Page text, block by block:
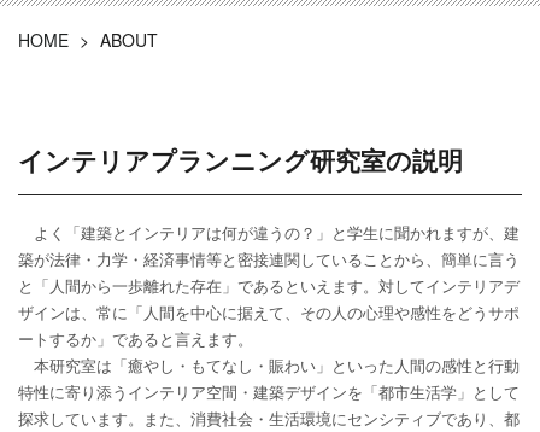
HOME > ABOUT
インテリアプランニング研究室の説明
よく「建築とインテリアは何が違うの？」と学生に聞かれますが、建
築が法律・力学・経済事情等と密接連関していることから、簡単に言う
と「人間から一歩離れた存在」であるといえます。対してインテリアデ
ザインは、常に「人間を中心に据えて、その人の心理や感性をどうサポ
ートするか」であると言えます。
本研究室は「癒やし・もてなし・賑わい」といった人間の感性と行動
特性に寄り添うインテリア空間・建築デザインを「都市生活学」として
探求しています。また、消費社会・生活環境にセンシティブであり、都